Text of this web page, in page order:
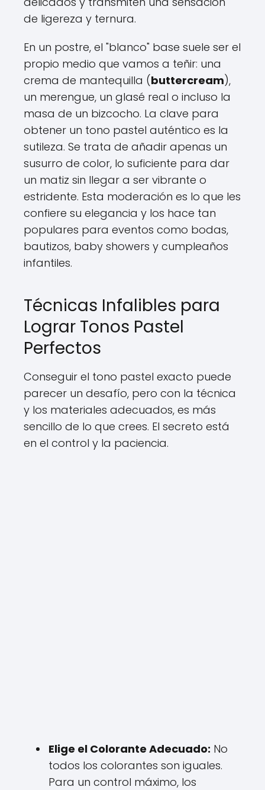
de ligereza y ternura.
En un postre, el "blanco" base suele ser el
propio medio que vamos a teñir: una
crema de mantequilla (buttercream),
un merengue, un glasé real o incluso la
masa de un bizcocho. La clave para
obtener un tono pastel auténtico es la
sutileza. Se trata de añadir apenas un
susurro de color, lo suficiente para dar
un matiz sin llegar a ser vibrante o
estridente. Esta moderación es lo que les
confiere su elegancia y los hace tan
populares para eventos como bodas,
bautizos, baby showers y cumpleaños
infantiles.
Técnicas Infalibles para
Lograr Tonos Pastel
Perfectos
Conseguir el tono pastel exacto puede
parecer un desafío, pero con la técnica
y los materiales adecuados, es más
sencillo de lo que crees. El secreto está
en el control y la paciencia.
Elige el Colorante Adecuado: No
todos los colorantes son iguales.
Para un control máximo, los